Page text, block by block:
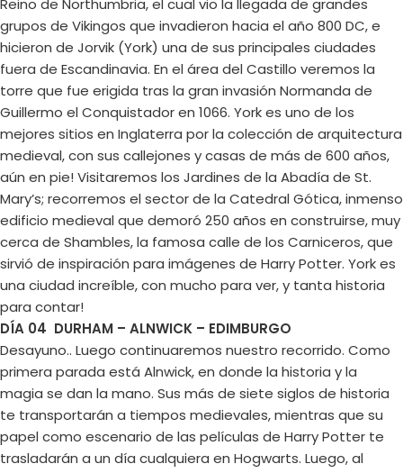
Reino de Northumbria, el cual vio la llegada de grandes
grupos de Vikingos que invadieron hacia el año 800 DC, e
hicieron de Jorvik (York) una de sus principales ciudades
fuera de Escandinavia. En el área del Castillo veremos la
torre que fue erigida tras la gran invasión Normanda de
Guillermo el Conquistador en 1066. York es uno de los
mejores sitios en Inglaterra por la colección de arquitectura
medieval, con sus callejones y casas de más de 600 años,
aún en pie! Visitaremos los Jardines de la Abadía de St.
Mary’s; recorremos el sector de la Catedral Gótica, inmenso
edificio medieval que demoró 250 años en construirse, muy
cerca de Shambles, la famosa calle de los Carniceros, que
sirvió de inspiración para imágenes de Harry Potter. York es
una ciudad increíble, con mucho para ver, y tanta historia
para contar!
DÍA 04 DURHAM – ALNWICK – EDIMBURGO
Desayuno.. Luego continuaremos nuestro recorrido. Como
primera parada está Alnwick, en donde la historia y la
magia se dan la mano. Sus más de siete siglos de historia
te transportarán a tiempos medievales, mientras que su
papel como escenario de las películas de Harry Potter te
trasladarán a un día cualquiera en Hogwarts. Luego, al